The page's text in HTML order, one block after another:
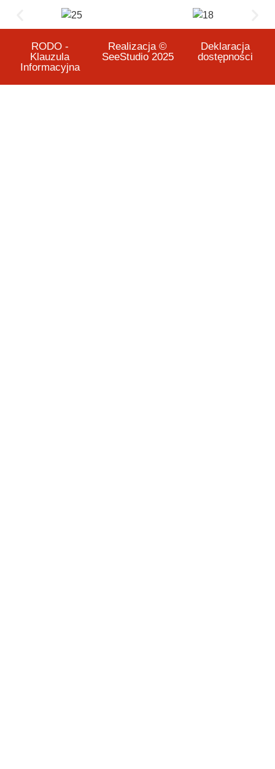
RODO -
Klauzula
Informacyjna
Realizacja ©
SeeStudio 2025
Deklaracja
dostępności